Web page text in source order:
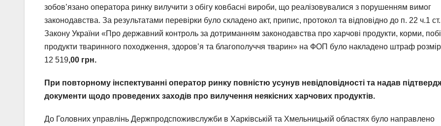
зобов’язано оператора ринку вилучити з обігу ковбасні вироби, що реалізовувалися з порушенням вимог
законодавства. За результатами перевірки було складено акт, припис, протокол та відповідно до п. 22 ч.1
Закону України «Про державний контроль за дотриманням законодавства про харчові продукти, корми,
продукти тваринного походження, здоров’я та благополуччя тварин» на ФОП було накладено штраф
12 519,00 грн.
При повторному інспектуванні оператор ринку повністю усунув невідповідності та надав
документи щодо проведених заходів про вилучення неякісних харчових продуктів.
До Головних управлінь Держпродспоживслужби в Харківській та Хмельницькій областях було направлено